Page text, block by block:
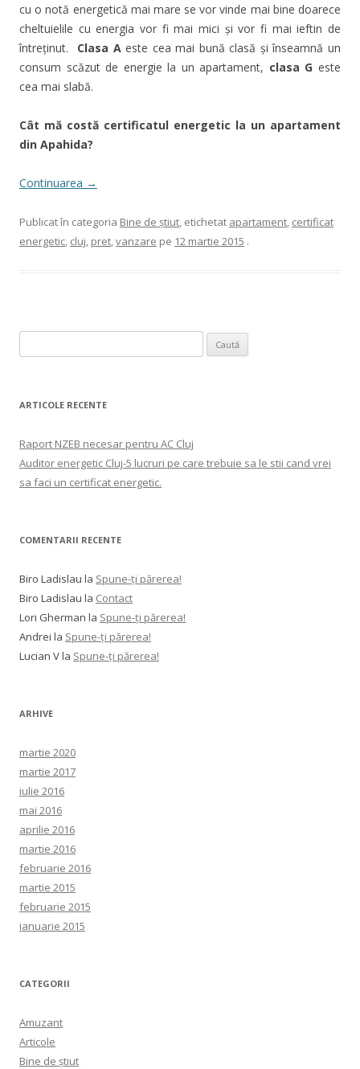
cu o notă energetică mai mare se vor vinde mai bine doarece
cheltuielile cu energia vor fi mai mici şi vor fi mai ieftin de
întreţinut. Clasa Aeste cea mai bună clasă şi înseamnă un
consum scăzut de energie la un apartament, clasa G este
cea mai slabă.
Cât mă costă certificatul energetic la un apartament
din Apahida?
Continuarea →
Publicat în categoria Bine de ştiut, etichetat apartament, certificat
energetic, cluj, pret,vanzare pe 12 martie 2015 .
după:
ARTICOLE RECENTE
Raport NZEB necesar pentru AC Cluj
Auditor energetic Cluj-5 lucruri pe care trebuie sa le stii cand vrei
sa faci un certificat energetic.
COMENTARII RECENTE
Biro Ladislau la Spune-ţi părerea!
Biro Ladislau la Contact
Lori Gherman la Spune-ţi părerea!
Andrei la Spune-ţi părerea!
Lucian Vla Spune-ţi părerea!
ARHIVE
martie 2020
martie 2017
iulie 2016
mai 2016
aprilie 2016
martie 2016
februarie 2016
martie 2015
februarie 2015
ianuarie 2015
CATEGORII
Amuzant
Articole
Bine de ştiut